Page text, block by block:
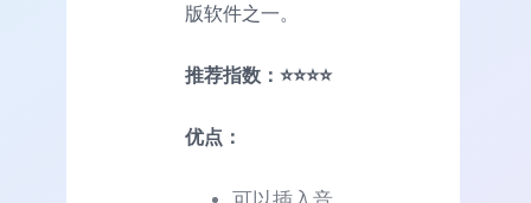
版软件之一。
推荐指数：⭐⭐⭐⭐
优点：